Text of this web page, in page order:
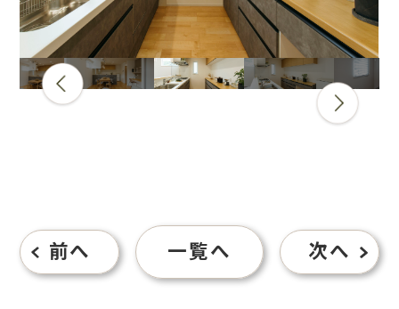
Previous
Next
前へ 一覧へ 次へ